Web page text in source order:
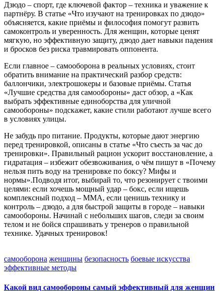
Дзюдо – спорт, где ключевой фактор – техника и уважение к
партнёру. В статье «Что изучают на тренировках по дзюдо»
объясняется, какие приёмы и философия помогут развить
самоконтроль и уверенность. Для женщин, которые ценят
мягкую, но эффективную защиту, дзюдо дает навыки падения
и бросков без риска травмировать оппонента.
Если главное – самооборона в реальных условиях, стоит
обратить внимание на практический разбор средств:
баллончики, электрошокеры и базовые приёмы. Статья
«Лучшие средства для самообороны» даст обзор, а «Как
выбрать эффективные единоборства для уличной
самообороны» подскажет, какие стили работают лучше всего
в условиях улицы.
Не забудь про питание. Продукты, которые дают энергию
перед тренировкой, описаны в статье «Что съесть за час до
тренировки». Правильный рацион ускорит восстановление, а
гидратация – избежит обезвоживания, о чём пишут в «Почему
нельзя пить воду на тренировке по боксу? Мифы и
нормы».Подводя итог, выбирай то, что резонирует с твоими
целями: если хочешь мощный удар – бокс, если ищешь
комплексный подход – ММА, если ценишь технику и
контроль – дзюдо, а для быстрой защиты в городе – навыки
самообороны. Начинай с небольших шагов, следи за своим
телом и не бойся спрашивать у тренеров о правильной
технике. Удачных тренировок!
самооборона женщины безопасность боевые искусства
эффективные методы
Какой вид самообороны самый эффективный для женщин